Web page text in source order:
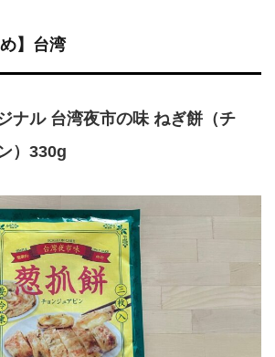
】台湾
ナル 台湾夜市の味 ねぎ餅（チ
）330g